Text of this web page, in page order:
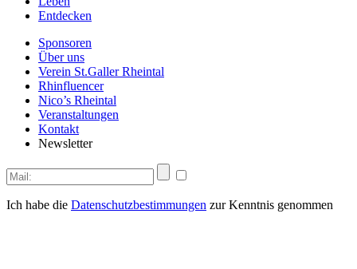
Entdecken
Sponsoren
Über uns
Verein St.Galler Rheintal
Rhinfluencer
Nico’s Rheintal
Veranstaltungen
Kontakt
Newsletter
Ich habe die Datenschutzbestimmungen zur Kenntnis genommen